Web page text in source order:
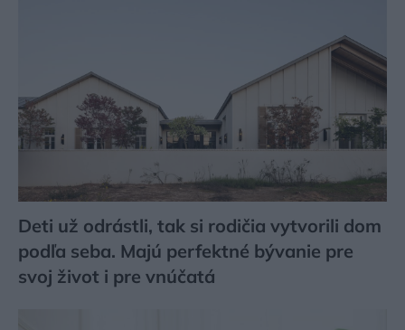
Deti už odrástli, tak si rodičia vytvorili dom
podľa seba. Majú perfektné bývanie pre
svoj život i pre vnúčatá